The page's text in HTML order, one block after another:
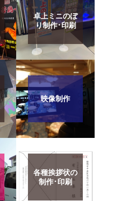
卓上ミニのぼ
り制作･印刷
映像制作
各種挨拶状の
制作･印刷